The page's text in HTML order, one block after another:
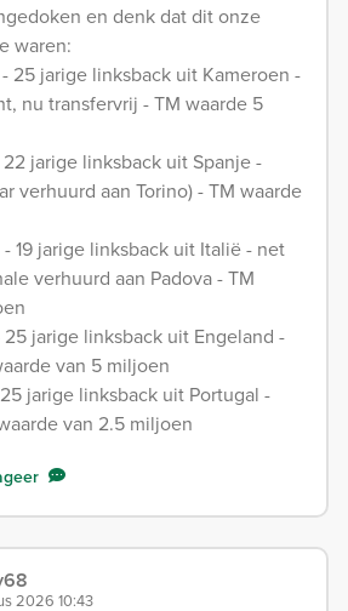
en denk dat dit onze
waren:
25 jarige linksback uit Kameroen -
nu transfervrij - TM waarde 5
22 jarige linksback uit Spanje -
verhuurd aan Torino) - TM waarde
19 jarige linksback uit Italië - net
verhuurd aan Padova - TM
25 jarige linksback uit Engeland -
van 5 miljoen
jarige linksback uit Portugal -
van 2.5 miljoen
2026 10:43